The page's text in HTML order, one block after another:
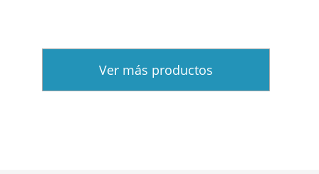
Ver más productos